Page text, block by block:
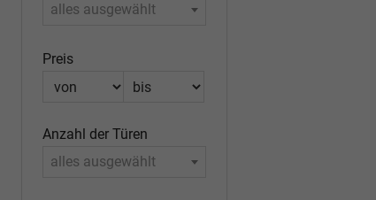
alles ausgewählt
Preis
Anzahl der Türen
alles ausgewählt